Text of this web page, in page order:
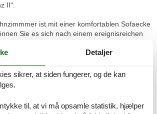
II".
ist mit einer komfortablen Sofaecke
Sie es sich nach einem ereignisreichen
Ihnen ein großer Flatscreen und ein CD-
für eine Person umbauen.
ausgestattete Küche ist durch zwei kleine
auf nichts verzichten.
Detaljer
sikrer, at siden fungerer, og de kan
til, at vi må opsamle statistik, hjælper